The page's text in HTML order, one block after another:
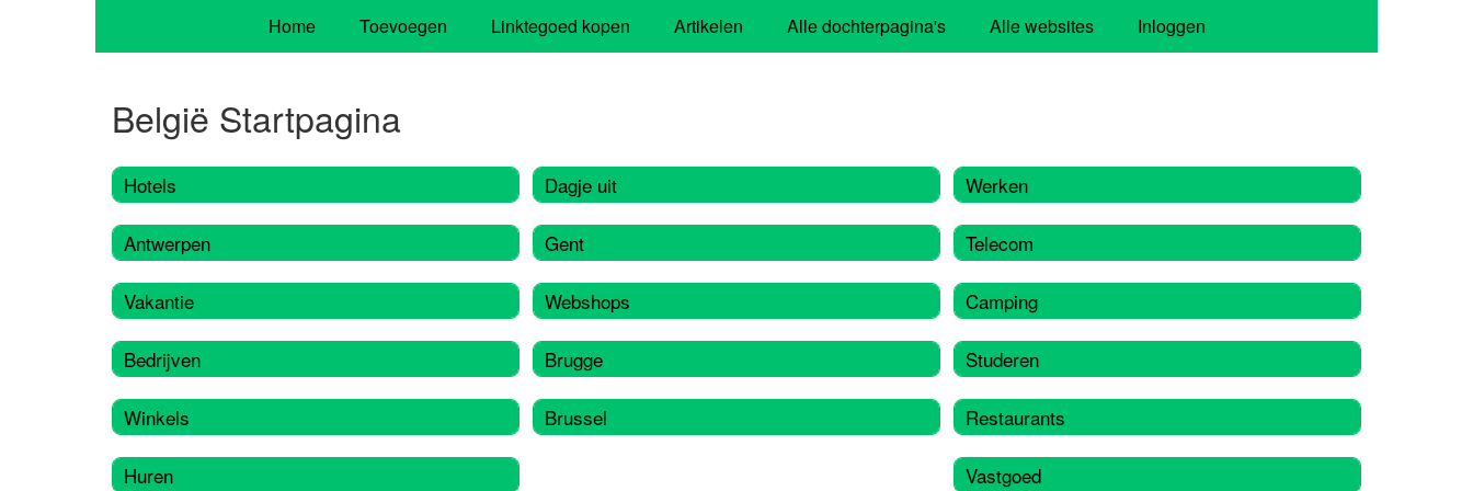
Home Toevoegen Linktegoed kopen Artikelen Alle dochterpagina's Alle websites Inloggen
België Startpagina
Hotels
Antwerpen
Vakantie
Bedrijven
Winkels
Huren
Dagje uit
Gent
Webshops
Brugge
Brussel
Werken
Telecom
Camping
Studeren
Restaurants
Vastgoed